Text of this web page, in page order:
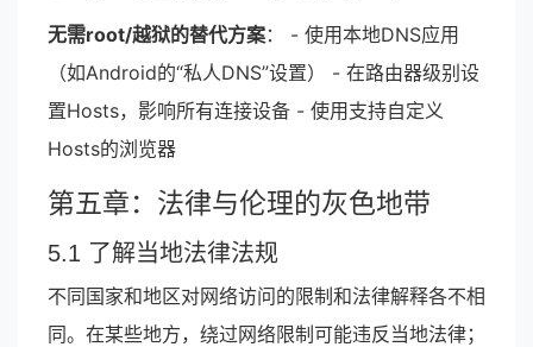
无需root/越狱的替代方案： - 使用本地DNS应用
（如Android的“私人DNS”设置） - 在路由器级别设
置Hosts，影响所有连接设备 - 使用支持自定义
Hosts的浏览器
第五章：法律与伦理的灰色地带
5.1 了解当地法律法规
不同国家和地区对网络访问的限制和法律解释各不相
同。在某些地方，绕过网络限制可能违反当地法律；